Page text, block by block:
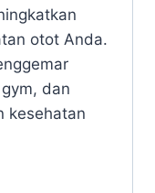
otot Anda.
dan
kesehatan